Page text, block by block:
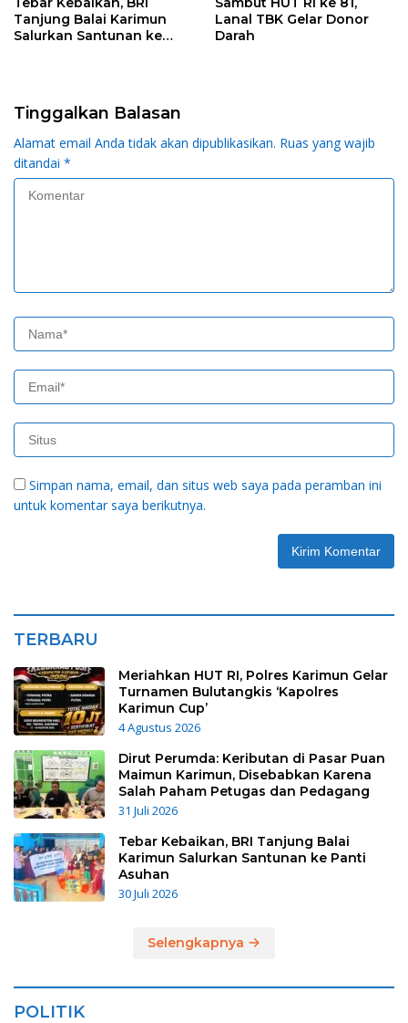
Tanjung Balai Karimun
Salurkan Santunan ke
Lanal TBK Gelar Donor
Darah
Tinggalkan Balasan
Alamat email Anda tidak akan dipublikasikan. Ruas yang wajib
ditandai *
Simpan nama, email, dan situs web saya pada peramban ini
untuk komentar saya berikutnya.
TERBARU
Meriahkan HUT RI, Polres Karimun Gelar
Turnamen Bulutangkis ‘Kapolres
Karimun Cup’
4 Agustus 2026
Dirut Perumda: Keributan di Pasar Puan
Maimun Karimun, Disebabkan Karena
Salah Paham Petugas dan Pedagang
31 Juli 2026
Tebar Kebaikan, BRI Tanjung Balai
Karimun Salurkan Santunan ke Panti
Asuhan
30 Juli 2026
Selengkapnya
POLITIK